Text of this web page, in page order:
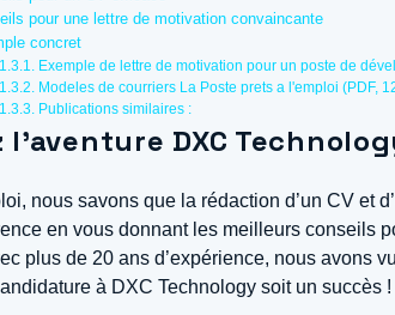
pour une lettre de motivation convaincante
concret
Exemple de lettre de motivation pour un poste de
Modeles de courriers La Poste prets a l'emploi (PDF,
Publications similaires :
l’aventure DXC
nous savons que la rédaction d’un CV et
en vous donnant les meilleurs conseils
plus de 20 ans d’expérience, nous avons
à DXC Technology soit un succès !